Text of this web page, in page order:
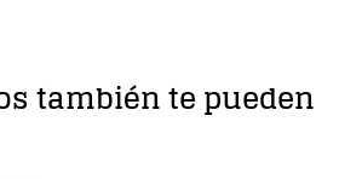
también te pueden